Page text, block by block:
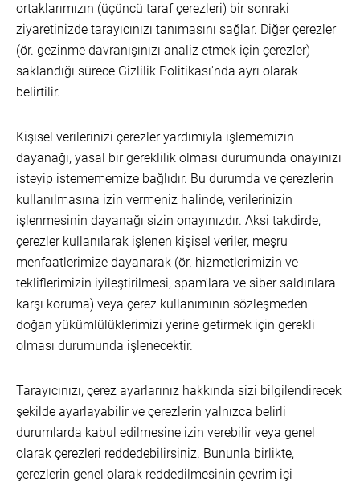
ortaklarımızın (üçüncü taraf çerezleri) bir sonraki
ziyaretinizde tarayıcınızı tanımasını sağlar. Diğer çerezler
(ör. gezinme davranışınızı analiz etmek için çerezler)
saklandığı sürece Gizlilik Politikası'nda ayrı olarak
belirtilir.
Kişisel verilerinizi çerezler yardımıyla işlememizin
dayanağı, yasal bir gereklilik olması durumunda onayınızı
isteyip istemememize bağlıdır. Bu durumda ve çerezlerin
kullanılmasına izin vermeniz halinde, verilerinizin
işlenmesinin dayanağı sizin onayınızdır. Aksi takdirde,
çerezler kullanılarak işlenen kişisel veriler, meşru
menfaatlerimize dayanarak (ör. hizmetlerimizin ve
tekliflerimizin iyileştirilmesi, spam'lara ve siber saldırılara
karşı koruma) veya çerez kullanımının sözleşmeden
doğan yükümlülüklerimizi yerine getirmek için gerekli
olması durumunda işlenecektir.
Tarayıcınızı, çerez ayarlarınız hakkında sizi bilgilendirecek
şekilde ayarlayabilir ve çerezlerin yalnızca belirli
durumlarda kabul edilmesine izin verebilir veya genel
olarak çerezleri reddedebilirsiniz. Bununla birlikte,
çerezlerin genel olarak reddedilmesinin çevrim içi